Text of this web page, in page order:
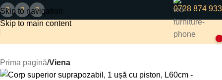
Skip to navigation
Skip to main content
0728 874 933
0
Prima pagină Viena